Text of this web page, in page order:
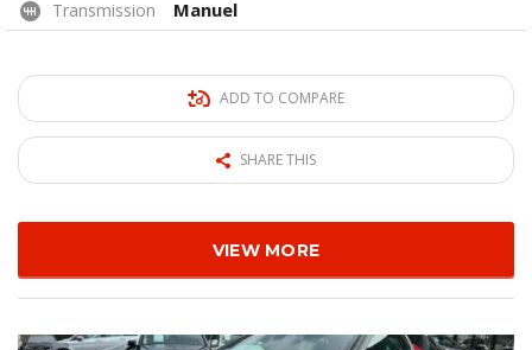
Transmission Manuel
ADD TO COMPARE
SHARE THIS
VIEW MORE